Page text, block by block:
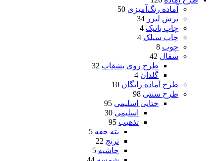
آماده رنگ‌آمیزی 50
برش لیزر 34
چاپ باتیک 4
چاپ سیلک 4
چوب 8
سفال 42
طرح روی بشقاب 32
گلدان 4
طرح آماده رایگان 10
طرح سنتی 98
ختایی اسلیمی 95
اسلیمی 30
تذهیب 95
بته جقه 5
ترنج 22
حاشیه 5